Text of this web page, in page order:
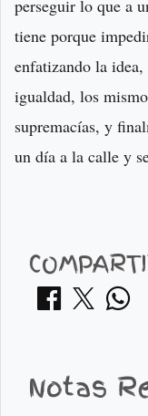
perseguir lo que a
tiene porque
enfatizando la
igualdad, los
supremacías, y
un día a la calle y
Notas